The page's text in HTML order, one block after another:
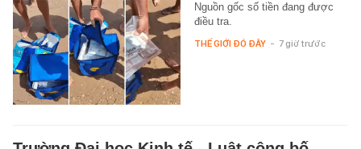
Nguồn gốc số tiền đang được
điều tra.
THẾ GIỚI ĐÓ ĐÂY - 7 giờ trước